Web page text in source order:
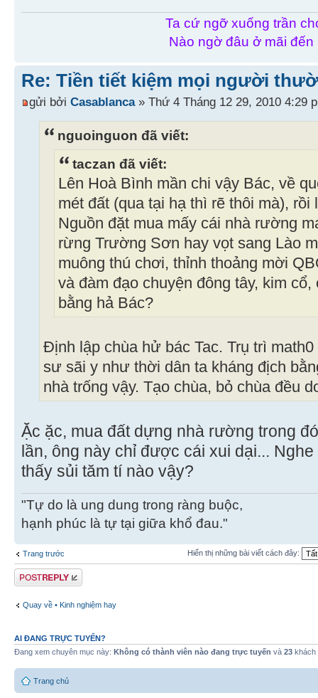
Ta cứ ngỡ xuống trần
Nào ngờ đâu ở mãi đến
Re: Tiền tiết kiệm mọi người
gửi bởi Casablanca» Thứ 4 Tháng 12 29, 2010 4:29
nguoinguon đã viết:
taczan đã viết:
Lên Hoà Bình mần chi vậy Bác, về
mét đất (qua tại hạ thì rẽ thôi mà),
Nguồn đặt mua mấy cái nhà rường
rừng Trường Sơn hay vọt sang Lào
muông thú chơi, thỉnh thoảng mời
và đàm đạo chuyện đông tây, kim
bằng hả Bác?
Định lập chùa hử bác Tac. Trụ trì
sư sãi y như thời dân ta kháng địch
nhà trống vậy. Tạo chùa, bỏ chùa đều
Ặc ặc, mua đất dựng nhà rường trong
lần, ông này chỉ được cái xui dại...
thấy sủi tăm tí nào vậy?
"Tự do là ung dung trong ràng buộc,
hạnh phúc là tự tại giữa khổ đau."
Trang trước Hiển thị những bài viết cách đây:
Gửi bài trả lời
Quay về • Kinh nghiệm hay
AI ĐANG TRỰC TUYẾN?
Đang xem chuyên mục này: Không có thành viên nào đang trực tuyến và 23 khách
Trang chủ